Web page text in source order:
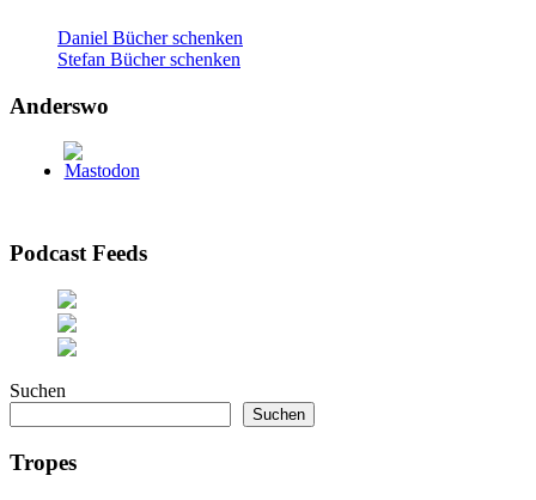
Daniel Bücher schenken
Stefan Bücher schenken
Anderswo
Podcast Feeds
Suchen
Suchen
Tropes